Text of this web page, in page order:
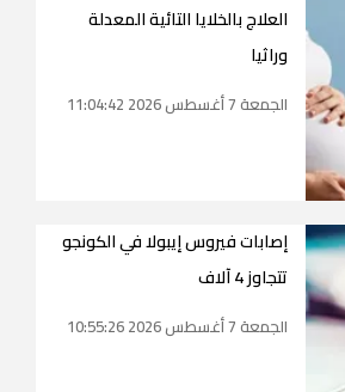
العلاج بالخلايا التائية المعدلة
وراثيا
الجمعة 7 أغسطس 2026 11:04:42
إصابات فيروس إيبولا في الكونجو
تتجاوز 4 آلاف
الجمعة 7 أغسطس 2026 10:55:26